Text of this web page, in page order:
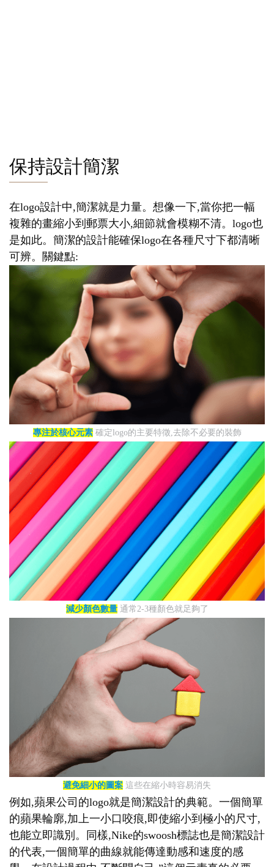
保持設計簡潔
在logo設計中,簡潔就是力量。想像一下,當你把一幅
複雜的畫縮小到郵票大小,細節就會模糊不清。logo也
是如此。簡潔的設計能確保logo在各種尺寸下都清晰
可辨。關鍵點:
專注於核心元素確定logo的主要特徵,去除不必要的裝飾
減少顏色數量通常2-3種顏色就足夠了
避免細小的圖案 這些在縮小時容易消失
例如,蘋果公司的logo就是簡潔設計的典範。一個簡單
的蘋果輪廓,加上一小口咬痕,即使縮小到極小的尺寸,
也能立即識別。同樣,Nike的swoosh標誌也是簡潔設計
的代表,一個簡單的曲線就能傳達動感和速度的感